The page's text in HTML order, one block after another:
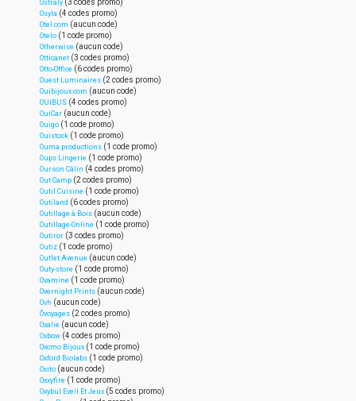
Ostraly (3 codes promo)
Osyla (4 codes promo)
Otel.com (aucun code)
Otelo (1 code promo)
Otherwise (aucun code)
Otticanet (3 codes promo)
Otto-Office (6 codes promo)
Ouest Luminaires (2 codes promo)
Ouibijoux.com (aucun code)
OUIBUS (4 codes promo)
OuiCar (aucun code)
Ouigo (1 code promo)
Ouistock (1 code promo)
Ouma productions (1 code promo)
Oups Lingerie (1 code promo)
Ourson Câlin (4 codes promo)
Out Camp (2 codes promo)
Outil Cuisine (1 code promo)
Outiland (6 codes promo)
Outillage à Bois (aucun code)
Outillage-Online (1 code promo)
Outiror (3 codes promo)
Outiz (1 code promo)
Outlet Avenue (aucun code)
Outy-store (1 code promo)
Ovamine (1 code promo)
Overnight Prints (aucun code)
Ovh (aucun code)
Ôvoyages (2 codes promo)
Oxalie (aucun code)
Oxbow (4 codes promo)
Oxcmo Bijoux (1 code promo)
Oxford Biolabs (1 code promo)
Oxito (aucun code)
Oxxyfire (1 code promo)
Oxybul Eveil Et Jeux (5 codes promo)